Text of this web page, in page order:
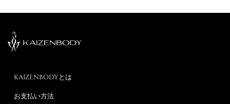
KAIZENBODYとは
お支払い方法